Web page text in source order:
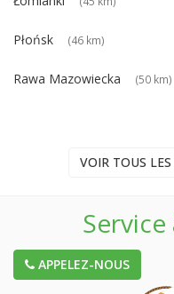
Płońsk (46 km)
Rawa Mazowiecka (50 km)
VOIR TOUS
APPELEZ-NOUS